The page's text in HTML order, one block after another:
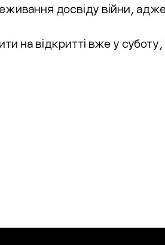
досвіду війни, адже
на відкритті вже у суботу,